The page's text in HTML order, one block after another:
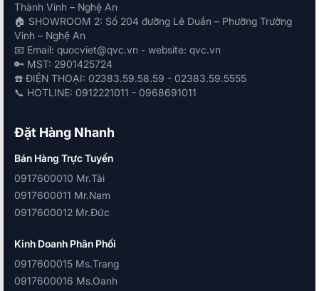
Thành Vinh – Nghệ An
🏠 SHOWROOM 2: Số 204 đường Lê Duẩn – Phường Trường
Vinh – Nghệ An
📧 Email: quocviet@qvc.vn - website: qvc.vn
🔑 MST: 2901425724
☎️ ĐIỆN THOẠI: 02383.59.58.59 - 02383.59.5555
📞 HOTLINE: 0912221011 - 0968691011
Đặt Hàng Nhanh
Bán Hàng Trực Tuyến
0917600010 Mr.Tài
0917600011 Mr.Nam
0917600012 Mr.Đức
Kinh Doanh Phân Phối
0917600015 Ms.Trang
0917600016 Ms.Oanh